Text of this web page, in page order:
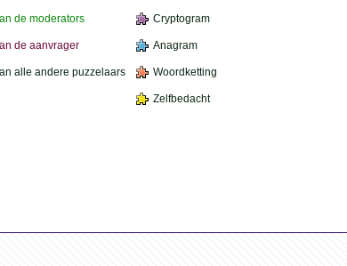
de moderators Cryptogram
de aanvrager Anagram
alle andere puzzelaars Woordketting
Zelfbedacht